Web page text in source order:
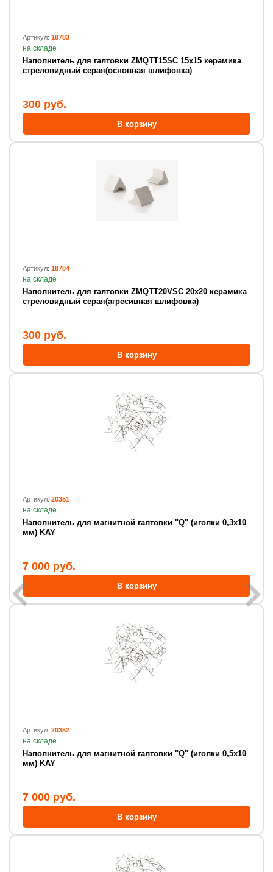
Артикул: 18783
на складе
Наполнитель для галтовки ZMQTT15SC 15х15 керамика
стреловидный серая(основная шлифовка)
300 руб.
В корзину
Артикул: 18784
на складе
Наполнитель для галтовки ZMQTT20VSC 20х20 керамика
стреловидный серая(агресивная шлифовка)
300 руб.
В корзину
Артикул: 20351
на складе
Наполнитель для магнитной галтовки "Q" (иголки 0,3х10
мм) KAY
7 000 руб.
В корзину
Артикул: 20352
на складе
Наполнитель для магнитной галтовки "Q" (иголки 0,5х10
мм) KAY
7 000 руб.
В корзину